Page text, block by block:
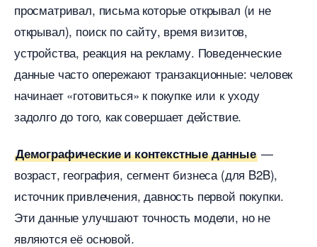
просматривал, письма которые открывал (и не
открывал), поиск по сайту, время визитов,
устройства, реакция на рекламу. Поведенческие
данные часто опережают транзакционные: человек
начинает «готовиться» к покупке или к уходу
задолго до того, как совершает действие.
Демографические и контекстные данные—
озраст, география, сегмент бизнеса (для B2B),
источник привлечения, давность первой покупки.
Эти данные улучшают точность модели, но не
являются её основой.